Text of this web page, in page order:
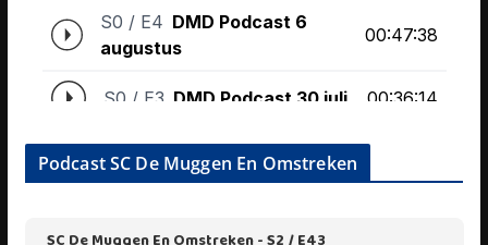
Podcast SC De Muggen En Omstreken